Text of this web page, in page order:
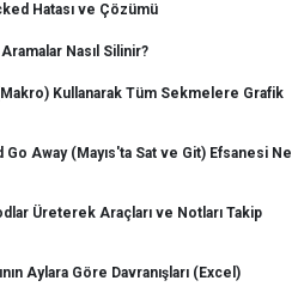
Hatası ve Çözümü
Nasıl Silinir?
Kullanarak Tüm Sekmelere Grafik
Go Away (Mayıs'ta Sat ve Git) Efsanesi Ne
Üreterek Araçları ve Notları Takip
Aylara Göre Davranışları (Excel)